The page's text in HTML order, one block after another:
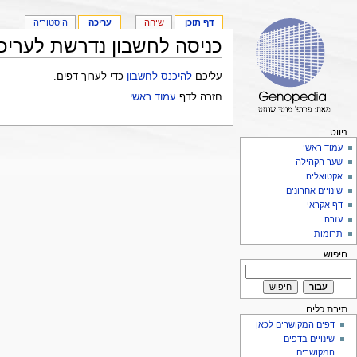
כניסה לחשבון נדרשת
עליכם להיכנס לחשבון כדי לערוך דפים.
חזרה לדף עמוד ראשי
דף תוכן שיחה עריכה היסטוריה
ניווט
עמוד ראשי
שער הקהילה
אקטואליה
שינויים אחרונים
דף אקראי
עזרה
תרומות
חיפוש
תיבת כלים
דפים המקושרים לכאן
שינויים בדפים
המקושרים